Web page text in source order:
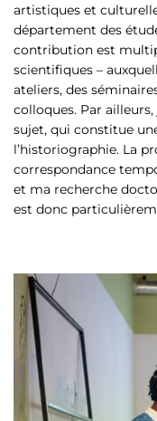
artistiques et
département des
contribution est
scientifiques –
ateliers, des
colloques. Par
sujet, qui constitue
l’historiographie. La
correspondance
et ma recherche
est donc